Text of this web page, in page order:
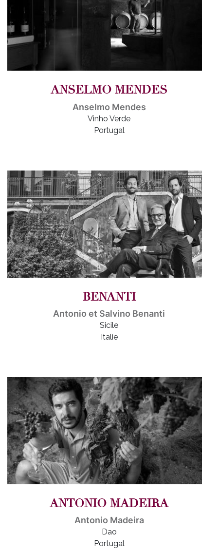
ANSELMO MENDES
Anselmo Mendes
Vinho Verde
Portugal
BENANTI
Antonio et Salvino Benanti
Sicile
Italie
ANTONIO MADEIRA
Antonio Madeira
Dao
Portugal